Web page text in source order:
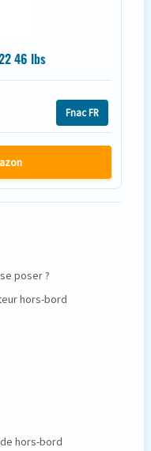
46 lbs
Fnac FR
poser ?
hors-bord
hors-bord